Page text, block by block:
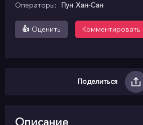
Операторы:
Пун Хан-Сан
👍 Оценить Комментировать
Поделиться